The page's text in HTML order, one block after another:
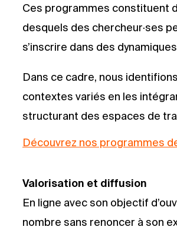
Ces programmes constituent
desquels des chercheur·ses
s’inscrire dans des
Dans ce cadre, nous
contextes variés en les
structurant des espaces de
Découvrez nos programmes
Valorisation et diffusion
En ligne avec son objectif
nombre sans renoncer à son